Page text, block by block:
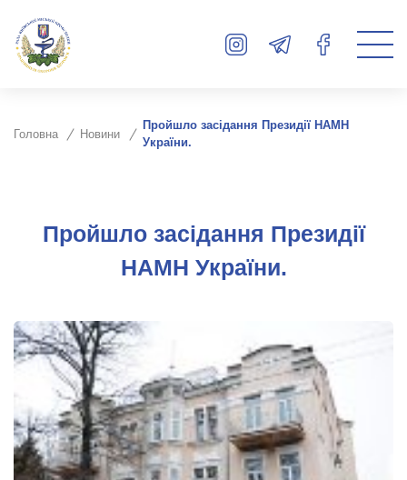
Головна Новини
Пройшло засідання Президії НАМН
України.
Пройшло засідання Президії
НАМН України.